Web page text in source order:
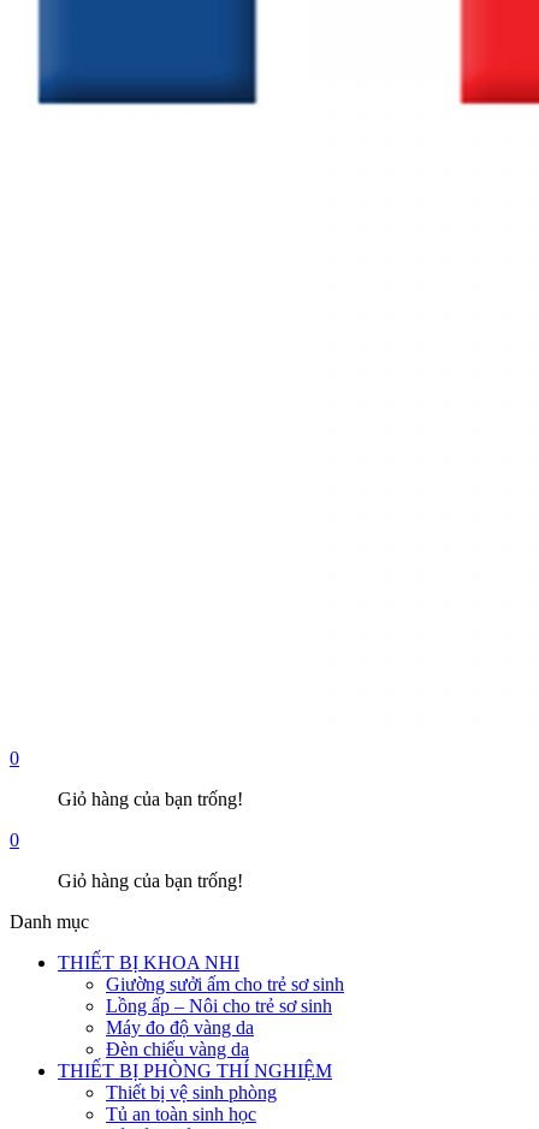
0
Giỏ hàng của bạn trống!
0
Giỏ hàng của bạn trống!
Danh mục
THIẾT BỊ KHOA NHI
Giường sưởi ấm cho trẻ sơ sinh
Lồng ấp – Nôi cho trẻ sơ sinh
Máy đo độ vàng da
Đèn chiếu vàng da
THIẾT BỊ PHÒNG THÍ NGHIỆM
Thiết bị vệ sinh phòng
Tủ an toàn sinh học